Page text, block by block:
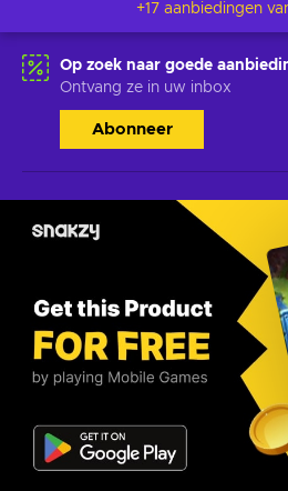
+17 aanbiedingen
Op zoek naar goede
Ontvang ze in uw inbox
Abonneer